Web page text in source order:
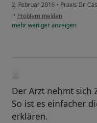
2. Februar 2016 • Praxis Dr.
• Problem melden
mehrwenigeranzeigen
Der Arzt nehmt sich
So ist es einfacher
erklären.